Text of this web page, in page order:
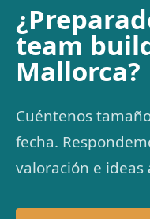
team
Mallorca?
Cuéntenos
fecha.
valoración e ideas